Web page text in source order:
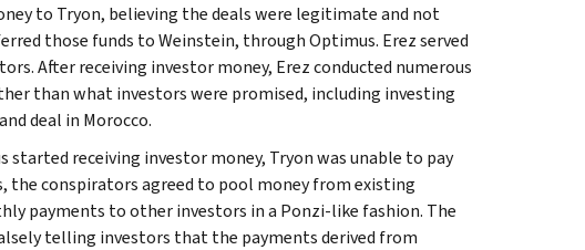
to Tryon, believing the deals were legitimate and not
those funds to Weinstein, through Optimus. Erez served
After receiving investor money, Erez conducted numerous
than what investors were promised, including investing
deal in Morocco.
receiving investor money, Tryon was unable to pay
conspirators agreed to pool money from existing
payments to other investors in a Ponzi-like fashion. The
telling investors that the payments derived from